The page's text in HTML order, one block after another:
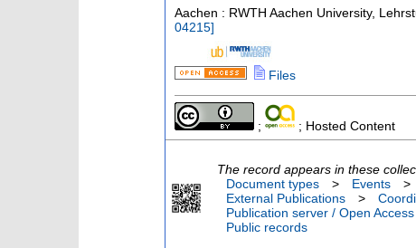
Aachen : RWTH Aachen University,
04215]
Files
; ; Hosted Content
The record appears in these
Document types
> Events >
External Publications
>
Publication server / Open Access
Public records